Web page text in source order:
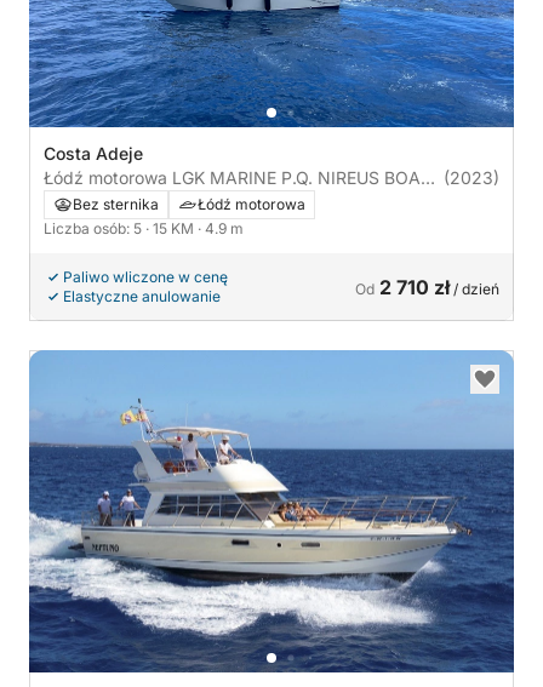
Costa Adeje
Łódź motorowa LGK MARINE P.Q. NIREUS BOAT
NIREUS 4.90 OPTIMA 15KM
(2023)
Bez sternika
Łódź motorowa
Liczba osób: 5 · 15 KM · 4.9 m
Paliwo wliczone w cenę
Elastyczne anulowanie
Od 2 710 zł/ dzień